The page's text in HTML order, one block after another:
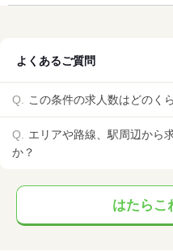
よくあるご質問
この条件の求人数はどのく
エリアや路線、駅周辺から
か？
はたらこ